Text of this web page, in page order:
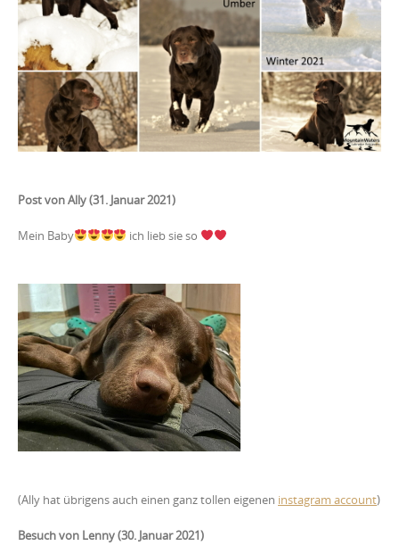
Post von Ally (31. Januar 2021)
Mein Baby ich lieb sie so
(Ally hat übrigens auch einen ganz tollen eigenen instagram account)
Besuch von Lenny (30. Januar 2021)